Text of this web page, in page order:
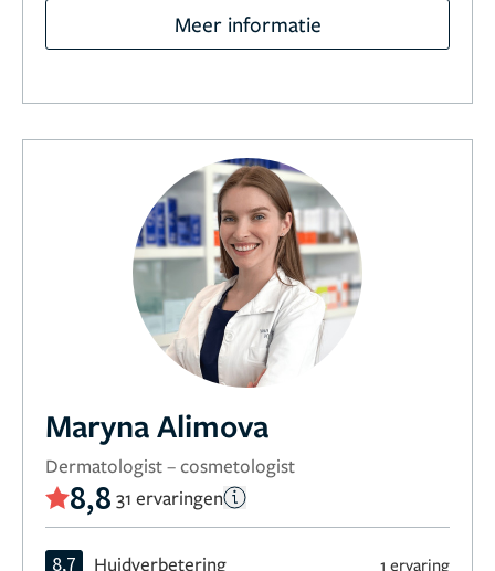
Meer informatie
Maryna Alimova
Dermatologist – cosmetologist
8,8 31 ervaringen
8,7 Huidverbetering 1 ervaring